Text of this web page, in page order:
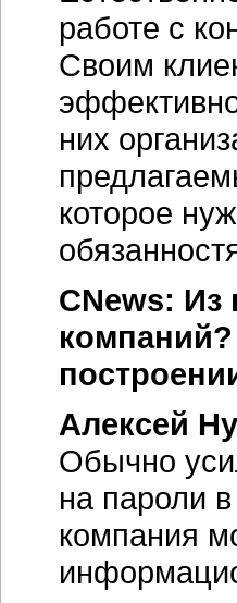
работе с
Своим
них
которое
CNews: Из
Алексей
Обычно
на пароли
компания